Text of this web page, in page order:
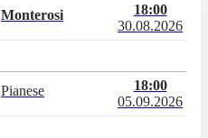
Monterosi
18:00
30.08.2026
Pianese
18:00
05.09.2026